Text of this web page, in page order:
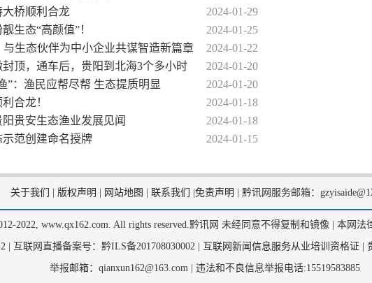
大桥顺利合龙
2024-01-29
生态“高颜值”！
2024-01-25
生态伙伴为中小企业共谋智造新篇章
2024-01-22
顶，通车后，贵阳到北海3个多小时
2024-01-20
”：渔民应帮尽帮 生态提质明显
2024-01-20
合龙！
2024-01-18
阳贵安生态渔业发展见闻
2024-01-18
示范创建命名授牌
2024-01-15
关于我们 版权声明 网站地图 联系我们 免责声明 黔讯网服务邮箱：
2022, www.qx162.com. All rights reserved.黔讯网 未经同意不得复制和镜像 | 本网法
| 互联网直播备案号：黔ILS备201708030002 | 互联网新闻信息服务从业培训资格证
举报邮箱：qianxun162@163.com | 违法和不良信息举报电话:15519583885